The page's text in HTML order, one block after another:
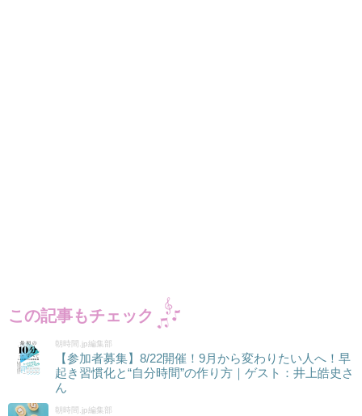
この記事もチェック
朝時間.jp編集部
【参加者募集】8/22開催！9月から変わりたい人へ！早
起き習慣化と“自分時間”の作り方｜ゲスト：井上皓史さ
ん
朝時間.jp編集部